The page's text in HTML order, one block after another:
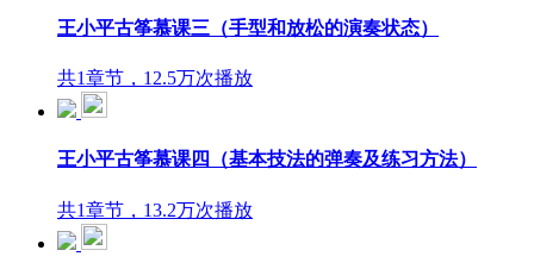
王小平古筝慕课三（手型和放松的演奏状态）
共1章节，12.5万次播放
王小平古筝慕课四（基本技法的弹奏及练习方法）
共1章节，13.2万次播放